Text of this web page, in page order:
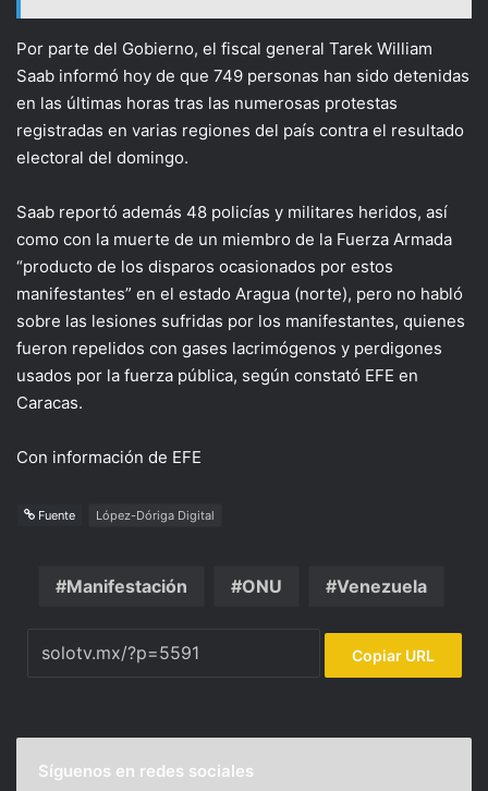
Por parte del Gobierno, el fiscal general Tarek William
Saab informó hoy de que 749 personas han sido detenidas
en las últimas horas tras las numerosas protestas
registradas en varias regiones del país contra el resultado
electoral del domingo.
Saab reportó además 48 policías y militares heridos, así
como con la muerte de un miembro de la Fuerza Armada
“producto de los disparos ocasionados por estos
manifestantes” en el estado Aragua (norte), pero no habló
sobre las lesiones sufridas por los manifestantes, quienes
fueron repelidos con gases lacrimógenos y perdigones
usados por la fuerza pública, según constató EFE en
Caracas.
Con información de EFE
Fuente López-Dóriga Digital
Manifestación ONU Venezuela
Copiar URL
Síguenos en redes sociales